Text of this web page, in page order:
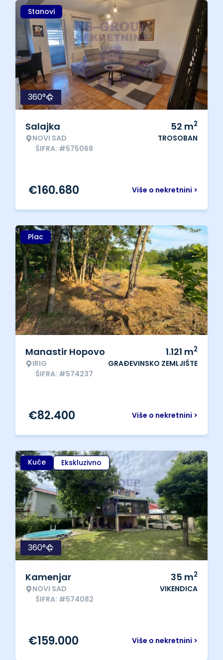
Stanovi
360°
Salajka
NOVI SAD
ŠIFRA: #575068
52 m2
TROSOBAN
Više o nekretnini >
€160.680
Plac
Manastir Hopovo
IRIG
ŠIFRA: #574237
1.121 m2
GRAĐEVINSKO ZEMLJIŠTE
Više o nekretnini >
€82.400
Kuće Ekskluzivno
360°
Kamenjar
NOVI SAD
ŠIFRA: #574082
35 m2
VIKENDICA
Više o nekretnini >
€159.000